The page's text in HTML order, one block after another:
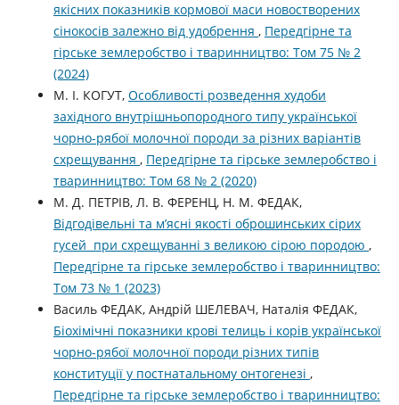
якісних показників кормової маси новостворених
сінокосів залежно від удобрення , Передгірне та
гірське землеробство і тваринництво: Том 75 № 2
(2024)
М. І. КОГУТ, Особливості розведення худоби
західного внутрішньопородного типу української
чорно-рябої молочної породи за різних варіантів
схрещування , Передгірне та гірське землеробство і
тваринництво: Том 68 № 2 (2020)
М. Д. ПЕТРІВ, Л. В. ФЕРЕНЦ, Н. М. ФЕДАК,
Відгодівельні та м’ясні якості оброшинських сірих
гусей при схрещуванні з великою сірою породою ,
Передгірне та гірське землеробство і тваринництво:
Том 73 № 1 (2023)
Василь ФЕДАК, Андрій ШЕЛЕВАЧ, Наталія ФЕДАК,
Біохімічні показники крові телиць і корів української
чорно-рябої молочної породи різних типів
конституції у постнатальному онтогенезі ,
Передгірне та гірське землеробство і тваринництво: